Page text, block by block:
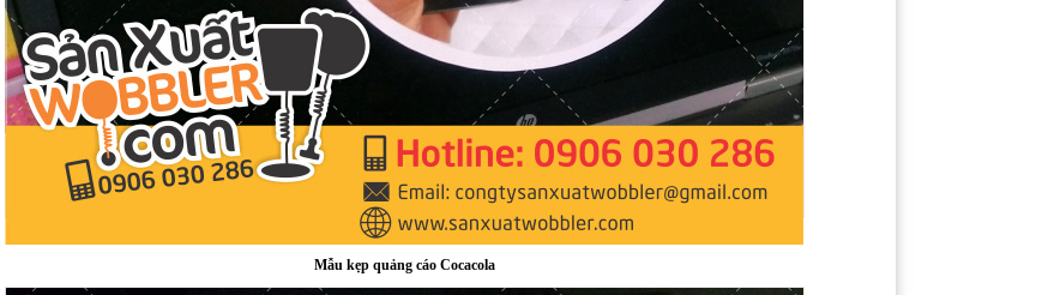
Mẫu kẹp quảng cáo Cocacola